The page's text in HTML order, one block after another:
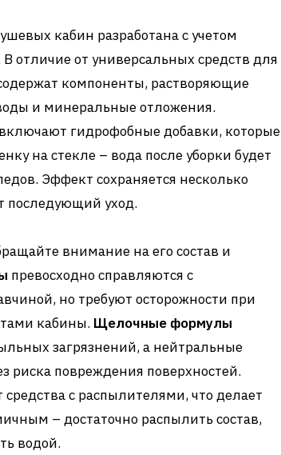
кабин разработана с учетом
отличие от универсальных средств для
компоненты, растворяющие
и минеральные отложения.
гидрофобные добавки, которые
на стекле – вода после уборки будет
Эффект сохраняется несколько
последующий уход.
внимание на его состав и
превосходно справляются с
но требуют осторожности при
кабины. Щелочные формулы
загрязнений, а нейтральные
риска повреждения поверхностей.
с распылителями, что делает
– достаточно распылить состав,
водой.